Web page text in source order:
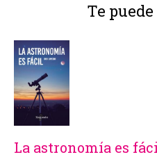
Te
La astronomía es